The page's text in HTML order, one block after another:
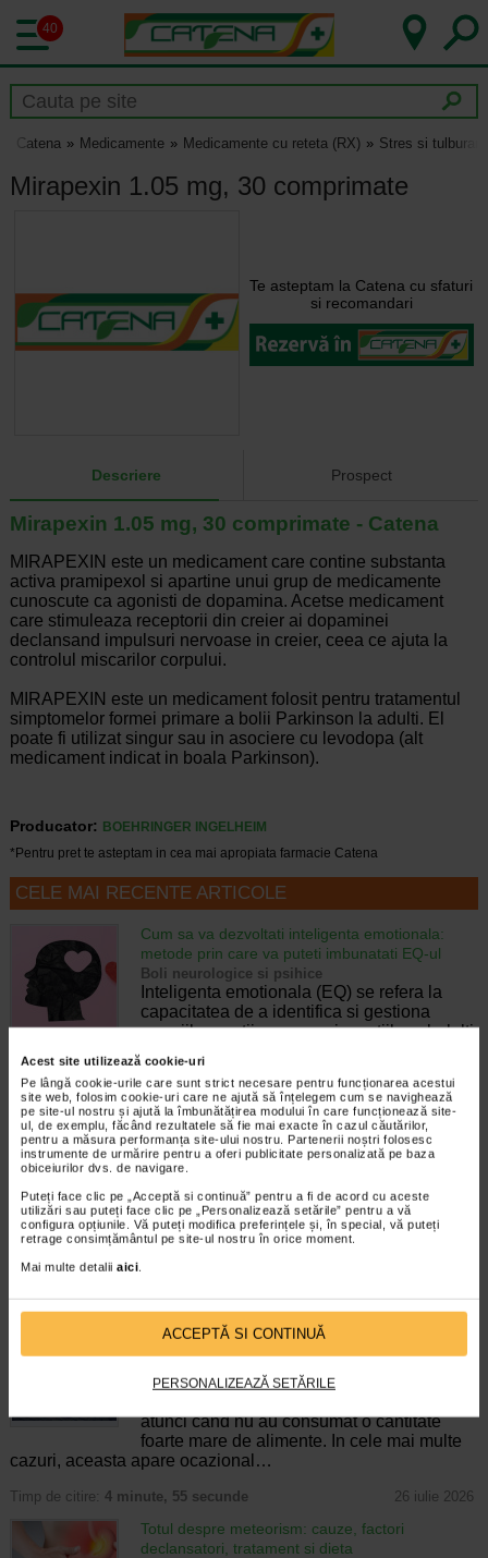
Acest site utilizează cookie-uri
Pe lângă cookie-urile care sunt strict necesare pentru funcționarea acestui
site web, folosim cookie-uri care ne ajută să înțelegem cum se navighează
pe site-ul nostru și ajută la îmbunătățirea modului în care funcționează site-
ul, de exemplu, făcând rezultatele să fie mai exacte în cazul căutărilor,
pentru a măsura performanța site-ului nostru. Partenerii noștri folosesc
instrumente de urmărire pentru a oferi publicitate personalizată pe baza
obiceiurilor dvs. de navigare.
Puteți face clic pe „Acceptă si continuă” pentru a fi de acord cu aceste
utilizări sau puteți face clic pe „Personalizează setările” pentru a vă
configura opțiunile. Vă puteți modifica preferințele și, în special, vă puteți
retrage consimțământul pe site-ul nostru în orice moment.
Mai multe detalii aici.
ACCEPTĂ SI CONTINUĂ
PERSONALIZEAZĂ SETĂRILE
40
Catena Medicamente Medicamente cu reteta (RX) Stres si tulburari
Mirapexin 1.05 mg, 30 comprimate
Te asteptam la Catena cu sfaturi
si recomandari
Descriere Prospect
Mirapexin 1.05 mg, 30 comprimate - Catena
MIRAPEXIN este un medicament care contine substanta
activa pramipexol si apartine unui grup de medicamente
cunoscute ca agonisti de dopamina. Acetse medicament
care stimuleaza receptorii din creier ai dopaminei
declansand impulsuri nervoase in creier, ceea ce ajuta la
controlul miscarilor corpului.
MIRAPEXIN este un medicament folosit pentru tratamentul
simptomelor formei primare a bolii Parkinson la adulti. El
poate fi utilizat singur sau in asociere cu levodopa (alt
medicament indicat in boala Parkinson).
Producator:
BOEHRINGER INGELHEIM
*Pentru pret te asteptam in cea mai apropiata farmacie Catena
CELE MAI RECENTE ARTICOLE
Cum sa va dezvoltati inteligenta emotionala:
metode prin care va puteti imbunatati EQ-ul
Boli neurologice si psihice
Inteligenta emotionala (EQ) se refera la
capacitatea de a identifica si gestiona
propriile emotii, precum si emotiile celorlalti.
emotionala cuprinde cateva abilitati:…
Timp de citire:4 minute, 39 secunde 6 august 2026
Enurezis: cauze, factori declansatori si solutii
Sistem urinar
Enurezisul este termenul medical pentru
pierderea accidentala de urina, de obicei in
timpul somnului. Este o afectiune frecventa
atat in randul copiilor, cat si al adultilor.
Senzatia de prea plin: cand indica o afectiune si
cum o tratati
Multi oameni au experimentat macar o data
atunci cand nu au consumat o cantitate
foarte mare de alimente. In cele mai multe
cazuri, aceasta apare ocazional…
Timp de citire: 4 minute, 55 secunde 26 iulie 2026
Totul despre meteorism: cauze, factori
declansatori, tratament si dieta